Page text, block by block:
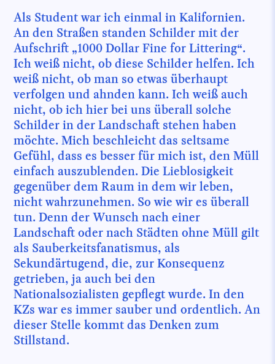
Als Student war ich einmal in Kalifornien.
An den Straßen standen Schilder mit der
Aufschrift „1000 Dollar Fine for Littering“.
Ich weiß nicht, ob diese Schilder helfen. Ich
weiß nicht, ob man so etwas überhaupt
verfolgen und ahnden kann. Ich weiß auch
nicht, ob ich hier bei uns überall solche
Schilder in der Landschaft stehen haben
möchte. Mich beschleicht das seltsame
Gefühl, dass es besser für mich ist, den Müll
einfach auszublenden. Die Lieblosigkeit
gegenüber dem Raum in dem wir leben,
nicht wahrzunehmen. So wie wir es überall
tun. Denn der Wunsch nach einer
Landschaft oder nach Städten ohne Müll gilt
als Sauberkeitsfanatismus, als
Sekundärtugend, die, zur Konsequenz
getrieben, ja auch bei den
Nationalsozialisten gepflegt wurde. In den
KZs war es immer sauber und ordentlich. An
dieser Stelle kommt das Denken zum
Stillstand.